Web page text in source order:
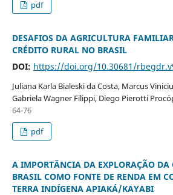
pdf
DESAFIOS DA AGRICULTURA
CRÉDITO RURAL NO BRASIL
DOI: https://doi.org/10.30681/
Juliana Karla Bialeski da Costa, Marcus
Gabriela Wagner Filippi, Diego Pierotti
64-76
pdf
A IMPORTÂNCIA DA EXPLORAÇÃO DA
BRASIL COMO FONTE DE RENDA EM
TERRA INDÍGENA APIAKÁ/KAYABI